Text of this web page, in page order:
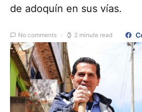
de adoquín en sus vías.
No comments 2 minute read